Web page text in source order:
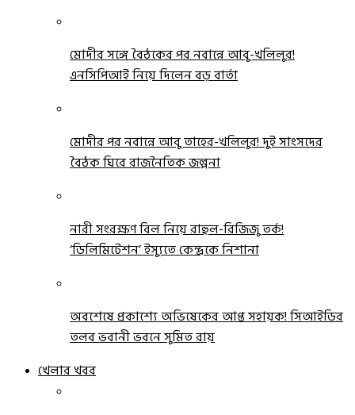
মোদীর সঙ্গে বৈঠকের পর নবান্নে আবু-খলিলুর!
এনসিপিআই নিয়ে দিলেন বড় বার্তা
মোদীর পর নবান্নে আবু তাহের-খলিলুর! দুই সাংসদের
বৈঠক ঘিরে রাজনৈতিক জল্পনা
নারী সংরক্ষণ বিল নিয়ে রাহুল-রিজিজু তর্ক!
‘ডিলিমিটেশন’ ইস্যুতে কেন্দ্রকে নিশানা
অবশেষে প্রকাশ্যে অভিষেকের আপ্ত সহায়ক! সিআইডির
তলব ভবানী ভবনে সুমিত রায়
খেলার খবর